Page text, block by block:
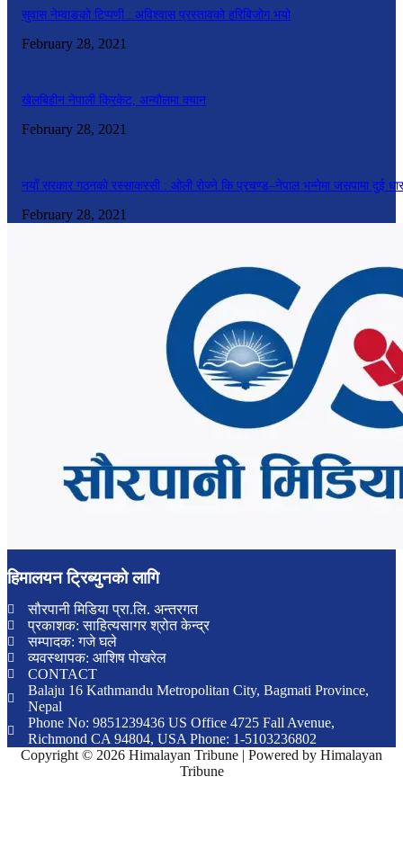
सुवास नेम्वाङको टिप्पणी : अविश्वास प्रस्तावको हरिबिजोग भयो
February 28, 2021
खेलबिहीन नेपाली क्रिकेट, अन्यौलमा क्यान
February 28, 2021
नयाँ सरकार गठनको रस्साकस्सी : ओली रोज्ने कि प्रचण्ड–नेपाल भन्नेमा जसपामा दुई धार
February 28, 2021
हिमालयन ट्रिब्युनको लागि
सौरपानी मिडिया प्रा.लि. अन्तरगत
प्रकाशक: साहित्यसागर श्रोत केन्द्र
सम्पादक: गजे घले
व्यवस्थापक: आशिष पोखरेल
CONTACT
Balaju 16 Kathmandu Metropolitan City, Bagmati Province,
Nepal
Phone No: 9851239436 US Office 4725 Fall Avenue,
Richmond CA 94804, USA Phone: 1-5103236802
Copyright © 2026 Himalayan Tribune | Powered by Himalayan
Tribune